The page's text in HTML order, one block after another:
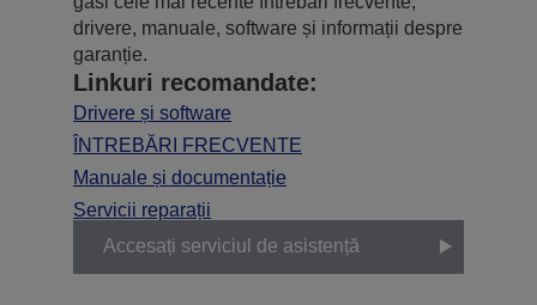
drivere, manuale, software și informații despre
garanție.
Linkuri recomandate:
Drivere și software
ÎNTREBĂRI FRECVENTE
Manuale și documentație
Servicii reparații
Accesați serviciul de asistență